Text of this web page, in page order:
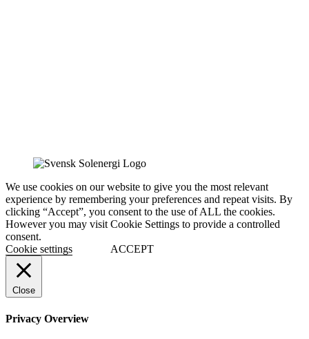
We use cookies on our website to give you the most relevant
experience by remembering your preferences and repeat visits. By
clicking “Accept”, you consent to the use of ALL the cookies.
However you may visit Cookie Settings to provide a controlled
consent.
Cookie settings
ACCEPT
Close
Privacy Overview